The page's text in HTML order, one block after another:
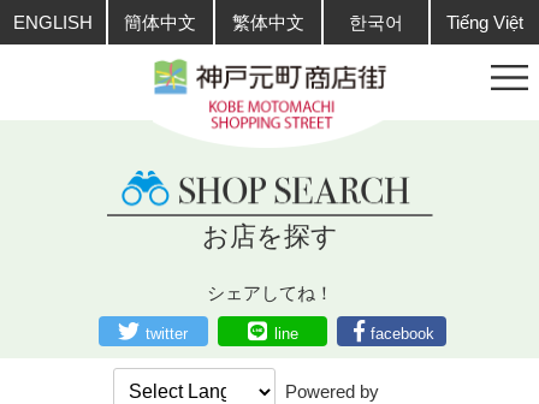
ENGLISH 簡体中文 繁体中文 한국어 Tiếng Việt
お店を探す
シェアしてね！
twitter line facebook
Powered by